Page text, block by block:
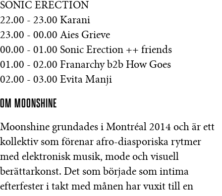
SONIC ERECTION
22.00 - 23.00 Karani
23.00 - 00.00 Aies Grieve
00.00 - 01.00 Sonic Erection ++ friends
01.00 - 02.00 Franarchy b2b How Goes
02.00 - 03.00 Evita Manji
OM MOONSHINE
Moonshine grundades i Montréal 2014 och är ett
kollektiv som förenar afro-diasporiska rytmer
med elektronisk musik, mode och visuell
berättarkonst. Det som började som intima
efterfester i takt med månen har vuxit till en